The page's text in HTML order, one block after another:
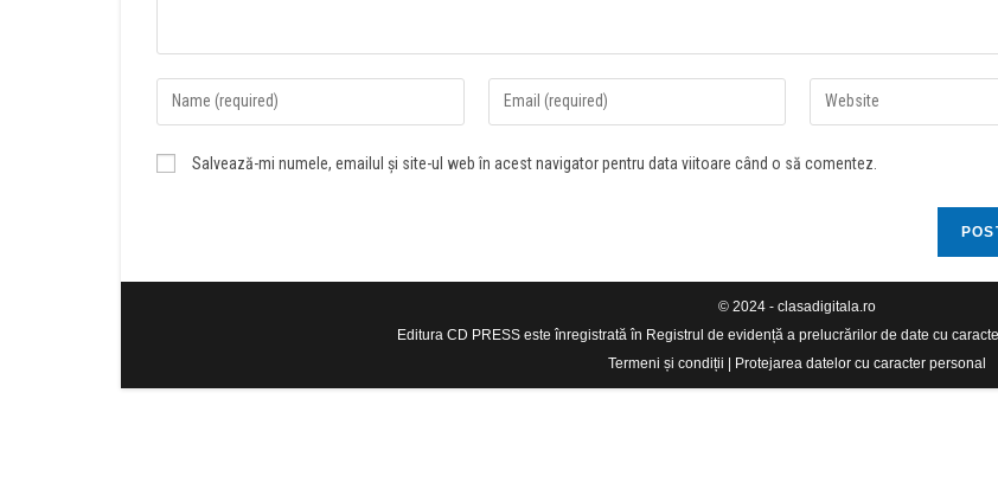
Salvează-mi numele, emailul și site-ul web în acest navigator pentru data viitoare când o să comentez.
© 2024 - clasadigitala.ro
Editura CD PRESS este înregistrată în Registrul de evidență a prelucrărilor de date cu
Termeni și condiții | Protejarea datelor cu caracter personal